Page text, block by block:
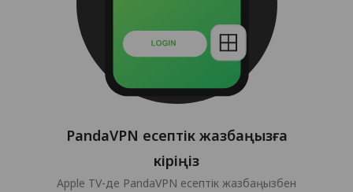
PandaVPN есептік жазбаңызға
кіріңіз
Apple TV-де PandaVPN есептік жазбаңызбен